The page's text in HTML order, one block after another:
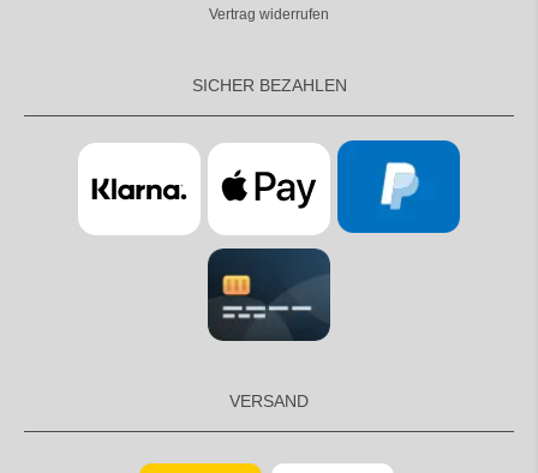
Vertrag widerrufen
SICHER BEZAHLEN
VERSAND